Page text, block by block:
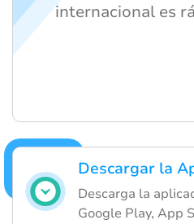
Descargar la
Descarga la
Google Play, App
internacional es